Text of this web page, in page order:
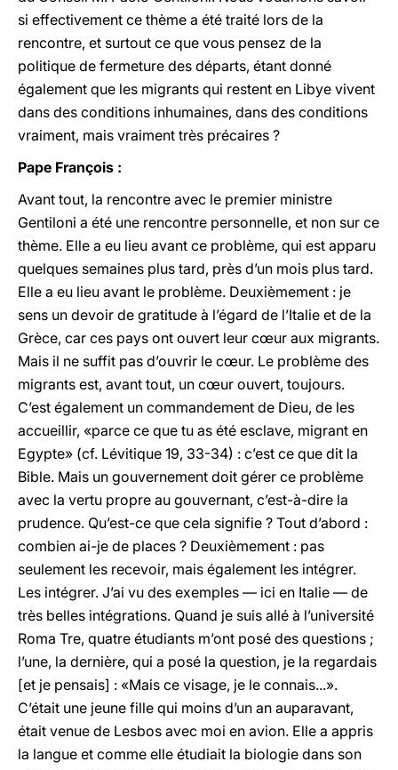
si effectivement ce thème a été traité lors de la
rencontre, et surtout ce que vous pensez de la
politique de fermeture des départs, étant donné
également que les migrants qui restent en Libye vivent
dans des conditions inhumaines, dans des conditions
vraiment, mais vraiment très précaires ?
Pape François :
Avant tout, la rencontre avec le premier ministre
Gentiloni a été une rencontre personnelle, et non sur ce
thème. Elle a eu lieu avant ce problème, qui est apparu
quelques semaines plus tard, près d’un mois plus tard.
Elle a eu lieu avant le problème. Deuxièmement : je
sens un devoir de gratitude à l’égard de l’Italie et de la
Grèce, car ces pays ont ouvert leur cœur aux migrants.
Mais il ne suffit pas d’ouvrir le cœur. Le problème des
migrants est, avant tout, un cœur ouvert, toujours.
C’est également un commandement de Dieu, de les
accueillir, «parce ce que tu as été esclave, migrant en
Egypte» (cf. Lévitique 19, 33-34) : c’est ce que dit la
Bible. Mais un gouvernement doit gérer ce problème
avec la vertu propre au gouvernant, c’est-à-dire la
prudence. Qu’est-ce que cela signifie ? Tout d’abord :
combien ai-je de places ? Deuxièmement : pas
seulement les recevoir, mais également les intégrer.
Les intégrer. J’ai vu des exemples — ici en Italie — de
très belles intégrations. Quand je suis allé à l’université
Roma Tre, quatre étudiants m’ont posé des questions ;
l’une, la dernière, qui a posé la question, je la regardais
[et je pensais] : «Mais ce visage, je le connais...».
C’était une jeune fille qui moins d’un an auparavant,
était venue de Lesbos avec moi en avion. Elle a appris
la langue et comme elle étudiait la biologie dans son